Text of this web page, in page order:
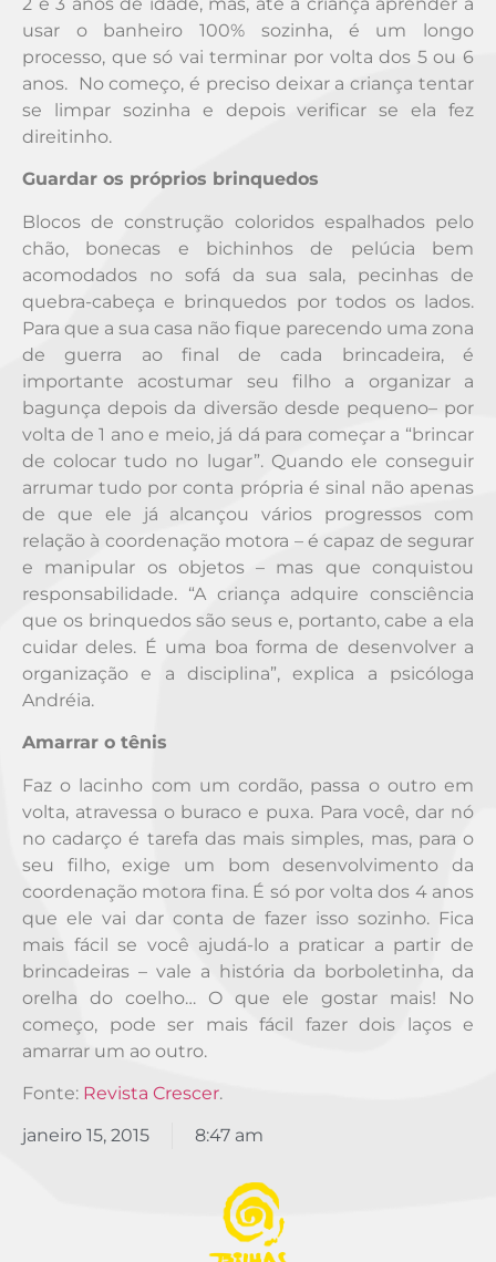
usar o banheiro 100% sozinha, é um longo
processo, que só vai terminar por volta dos 5 ou 6
anos. No começo, é preciso deixar a criança tentar
se limpar sozinha e depois verificar se ela fez
direitinho.
Guardar os próprios brinquedos
Blocos de construção coloridos espalhados pelo
chão, bonecas e bichinhos de pelúcia bem
acomodados no sofá da sua sala, pecinhas de
quebra-cabeça e brinquedos por todos os lados.
Para que a sua casa não fique parecendo uma zona
de guerra ao final de cada brincadeira, é
importante acostumar seu filho a organizar a
bagunça depois da diversão desde pequeno– por
volta de 1 ano e meio, já dá para começar a “brincar
de colocar tudo no lugar”. Quando ele conseguir
arrumar tudo por conta própria é sinal não apenas
de que ele já alcançou vários progressos com
relação à coordenação motora – é capaz de segurar
e manipular os objetos – mas que conquistou
responsabilidade. “A criança adquire consciência
que os brinquedos são seus e, portanto, cabe a ela
cuidar deles. É uma boa forma de desenvolver a
organização e a disciplina”, explica a psicóloga
Andréia.
Amarrar o tênis
Faz o lacinho com um cordão, passa o outro em
volta, atravessa o buraco e puxa. Para você, dar nó
no cadarço é tarefa das mais simples, mas, para o
seu filho, exige um bom desenvolvimento da
coordenação motora fina. É só por volta dos 4 anos
que ele vai dar conta de fazer isso sozinho. Fica
mais fácil se você ajudá-lo a praticar a partir de
brincadeiras – vale a história da borboletinha, da
orelha do coelho… O que ele gostar mais! No
começo, pode ser mais fácil fazer dois laços e
amarrar um ao outro.
Fonte: Revista Crescer.
janeiro 15, 2015 8:47 am